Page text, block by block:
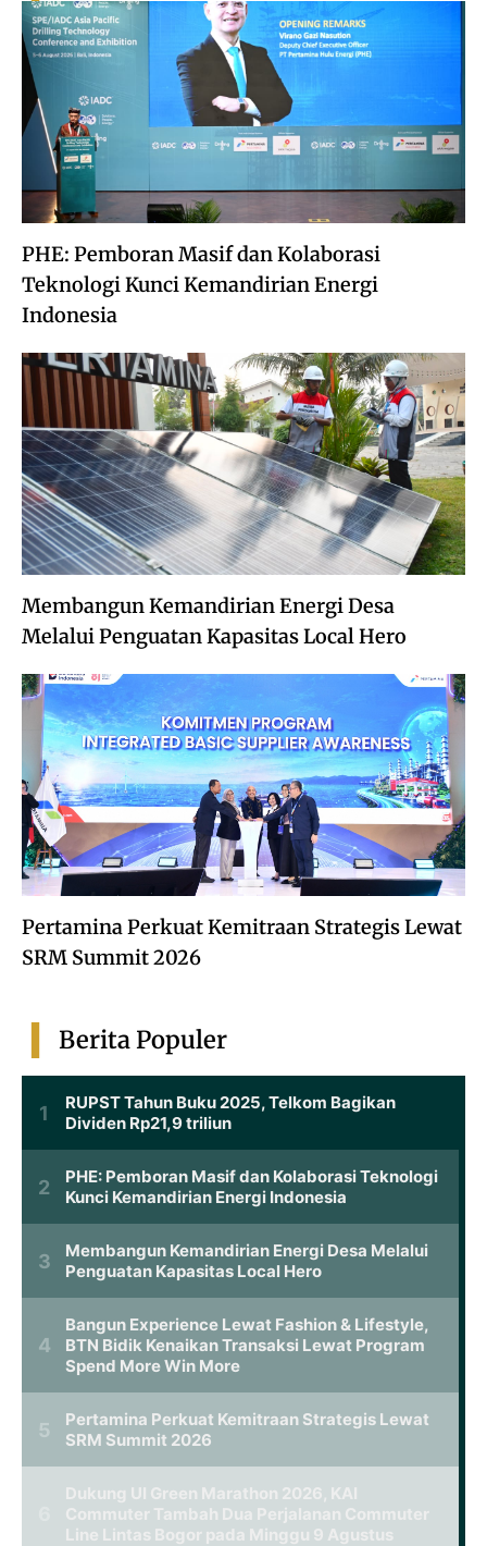
PHE: Pemboran Masif dan Kolaborasi
Teknologi Kunci Kemandirian Energi
Indonesia
Membangun Kemandirian Energi Desa
Melalui Penguatan Kapasitas Local Hero
Pertamina Perkuat Kemitraan Strategis Lewat
SRM Summit 2026
Berita Populer